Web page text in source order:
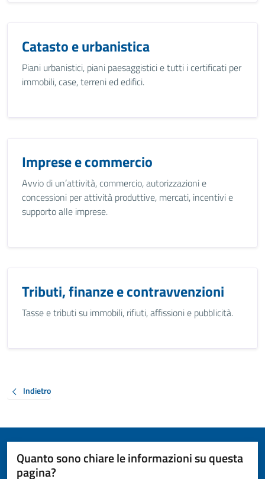
Catasto e urbanistica
Piani urbanistici, piani paesaggistici e tutti i certificati per
immobili, case, terreni ed edifici.
Imprese e commercio
Avvio di un’attività, commercio, autorizzazioni e
concessioni per attività produttive, mercati, incentivi e
supporto alle imprese.
Tributi, finanze e contravvenzioni
Tasse e tributi su immobili, rifiuti, affissioni e pubblicità.
Indietro
Quanto sono chiare le informazioni su questa
pagina?